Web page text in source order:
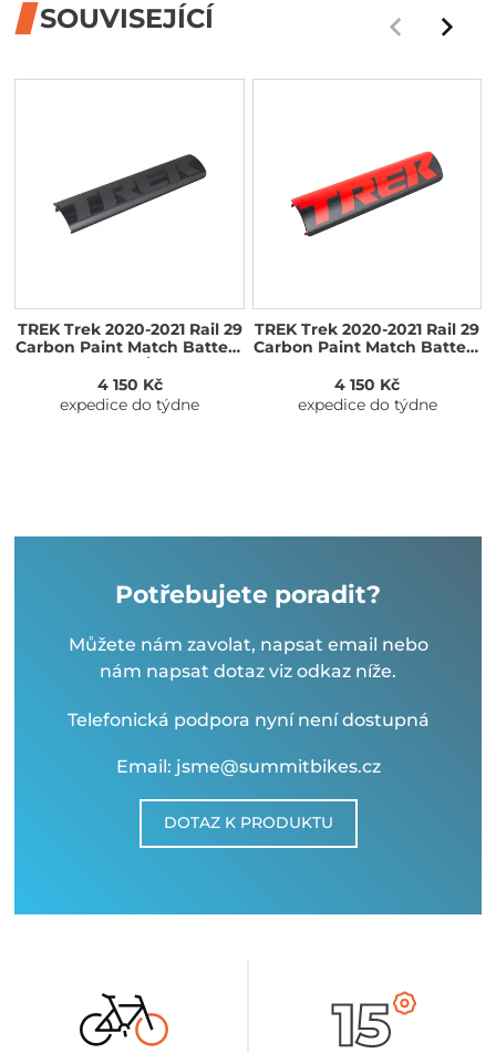
SOUVISEJÍCÍ
TREK Trek 2020-2021 Rail 29
Carbon Paint Match Battery
Covers Carbon/Trek Black
4 150 Kč
expedice do týdne
TREK Trek 2020-2021 Rail 29
Carbon Paint Match Battery
Red/Trek Black
4 150 Kč
expedice do týdne
Potřebujete poradit?
Můžete nám zavolat, napsat email nebo
nám napsat dotaz viz odkaz níže.
Telefonická podpora nyní není dostupná
Email: jsme@summitbikes.cz
DOTAZ K PRODUKTU